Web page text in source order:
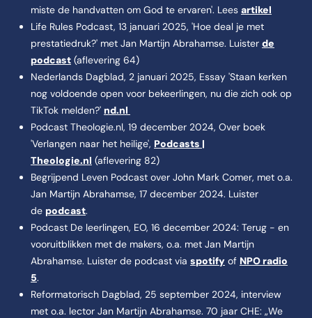
miste de handvatten om God te ervaren'. Lees artikel
Life Rules Podcast, 13 januari 2025, 'Hoe deal je met
prestatiedruk?' met Jan Martijn Abrahamse. Luister de
podcast (aflevering 64)
Nederlands Dagblad, 2 januari 2025, Essay 'Staan kerken
nog voldoende open voor bekeerlingen, nu die zich ook op
TikTok melden?' nd.nl
Podcast Theologie.nl, 19 december 2024, Over boek
'Verlangen naar het heilige', Podcasts |
Theologie.nl (aflevering 82)
Begrijpend Leven Podcast over John Mark Comer, met o.a.
Jan Martijn Abrahamse, 17 december 2024. Luister
de podcast.
Podcast De leerlingen, EO, 16 december 2024: Terug - en
vooruitblikken met de makers, o.a. met Jan Martijn
Abrahamse. Luister de podcast via spotify of NPO radio
5.
Reformatorisch Dagblad, 25 september 2024, interview
met o.a. lector Jan Martijn Abrahamse. 70 jaar CHE: „We